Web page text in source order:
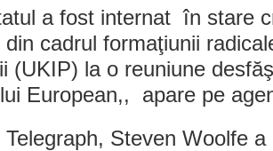
a fost internat în stare
cadrul formaţiunii
(UKIP) la o reuniune
European,, apare pe
Telegraph, Steven Woolfe